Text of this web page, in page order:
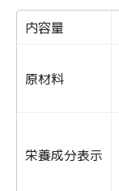
内容量
原材料
栄養成分表示